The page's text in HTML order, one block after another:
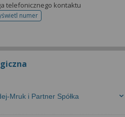
telefonicznego kontaktu
numer
telefonu do rejestracji
Mruk i Partner Spółka